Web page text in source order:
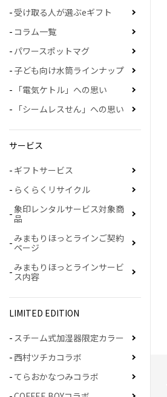
受け取る人が選ぶeギフト
コラム一覧
パワースポットマグ
子ども向け水筒ラインナップ
「電気ケトル」への思い
「シームレスせん」への思い
サービス
ギフトサービス
らくらくリサイクル
象印レンタルサービス対象商
品
みまもりほっとラインご契約
ページ
みまもりほっとラインサービ
ス内容
LIMITED EDITION
スチーム式加湿器限定カラー
西村ツチカコラボ
てらおかなつみコラボ